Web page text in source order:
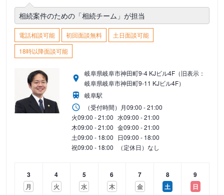
相続案件のための「相続チーム」が担当
電話相談可能 初回面談無料
土日面談可能
18時以降面談可能
岐阜県岐阜市神田町9-4 KJビル4F（旧表示：
岐阜県岐阜市神田町9-11 KJビル4F）
岐阜駅
（受付時間） 月09:00 - 21:00
火09:00 - 21:00 水09:00 - 21:00
木09:00 - 21:00 金09:00 - 21:00
土09:00 - 18:00 日09:00 - 18:00
祝09:00 - 18:00 （定休日）なし
3
月
4
火
5
水
6
木
7
金
8
土
9
日